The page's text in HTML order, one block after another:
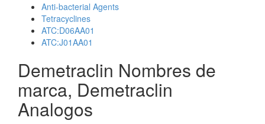
Anti-bacterial Agents
Tetracyclines
ATC:D06AA01
ATC:J01AA01
Demetraclin Nombres de
marca, Demetraclin
Analogos